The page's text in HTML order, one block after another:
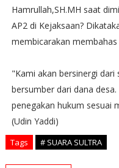
Hamrullah,SH.MH saat
AP2 di Kejaksaan?
membicarakan
"Kami akan bersinergi
bersumber dari dana
penegakan hukum sesuai
(Udin Yaddi)
Tags # SUARA SULTRA